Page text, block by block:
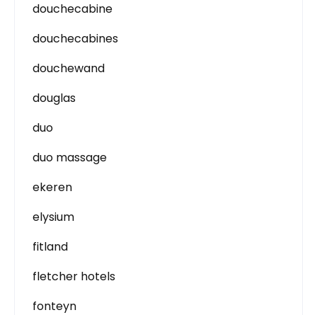
douchecabine
douchecabines
douchewand
douglas
duo
duo massage
ekeren
elysium
fitland
fletcher hotels
fonteyn